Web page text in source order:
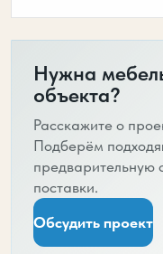
Нужна
объекта?
Расскажите о
Подберём
предварительную
поставки.
Обсудить проект